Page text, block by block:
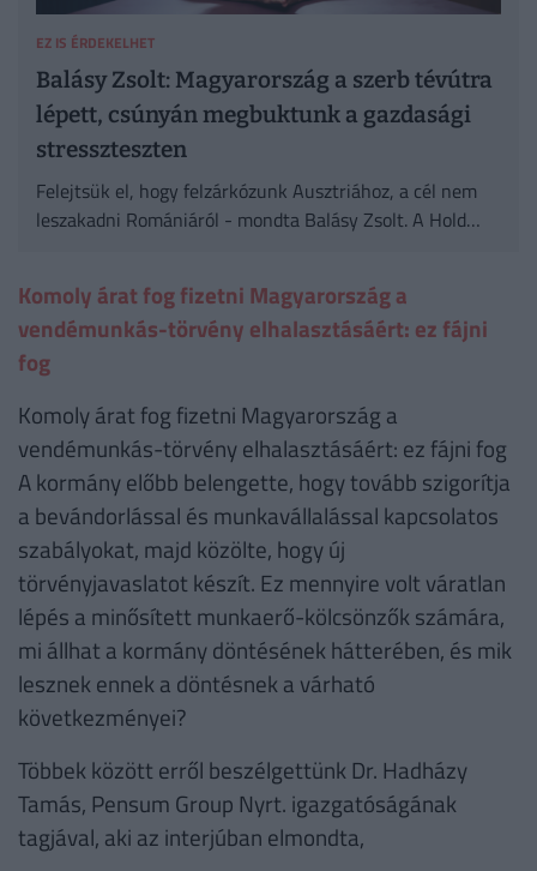
EZ IS ÉRDEKELHET
Balásy Zsolt: Magyarország a szerb tévútra
lépett, csúnyán megbuktunk a gazdasági
stresszteszten
Felejtsük el, hogy felzárkózunk Ausztriához, a cél nem
leszakadni Romániáról - mondta Balásy Zsolt. A Hold
Komoly árat fog fizetni Magyarország a
vendémunkás-törvény elhalasztásáért: ez fájni
fog
Komoly árat fog fizetni Magyarország a
vendémunkás-törvény elhalasztásáért: ez fájni fog
A kormány előbb belengette, hogy tovább szigorítja
a bevándorlással és munkavállalással kapcsolatos
szabályokat, majd közölte, hogy új
törvényjavaslatot készít. Ez mennyire volt váratlan
lépés a minősített munkaerő-kölcsönzők számára,
mi állhat a kormány döntésének hátterében, és mik
lesznek ennek a döntésnek a várható
következményei?
Többek között erről beszélgettünk Dr. Hadházy
Tamás, Pensum Group Nyrt. igazgatóságának
tagjával, aki az interjúban elmondta,